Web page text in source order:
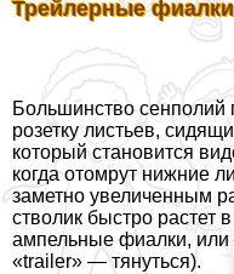
Трейлерные
Большинство сенполий
розетку ли­стьев,
который становится
когда отомрут нижние
заметно увеличенным
стволик быстро растет
ампельные фи­алки, или
«trailer» — тянуться).